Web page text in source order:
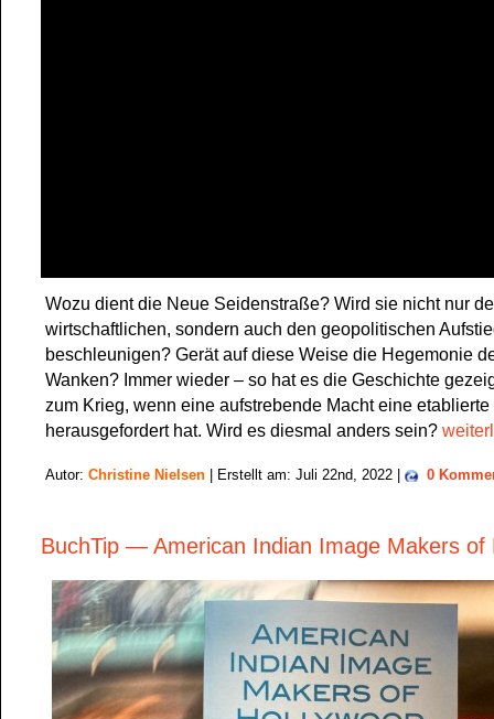
Wozu dient die Neue Seidenstraße? Wird sie nicht nur
wirtschaftlichen, sondern auch den geopolitischen
beschleunigen? Gerät auf diese Weise die Hegemonie
Wanken? Immer wieder – so hat es die Geschichte
zum Krieg, wenn eine aufstrebende Macht eine etablierte
herausgefordert hat. Wird es diesmal anders sein?
Autor: Christine Nielsen | Erstellt am: Juli 22nd, 2022 | 0
BuchTip — American Indian Image Makers of